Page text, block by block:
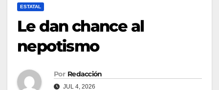
ESTATAL
Le dan chance al
nepotismo
Por Redacción
JUL 4, 2026